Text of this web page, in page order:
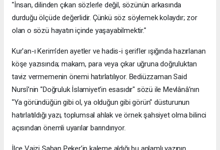
​"İnsan, dilinden çıkan sözlerle değil, sözünün arkasında
durduğu ölçüde değerlidir. Çünkü söz söylemek kolaydır; zor
olan o sözü hayatın içinde yaşayabilmektir."
​Kur'an-ı Kerim'den ayetler ve hadis-i şerifler ışığında hazırlanan
köşe yazısında; makam, para veya çıkar uğruna doğruluktan
taviz vermemenin önemi hatırlatılıyor. Bediüzzaman Said
Nursî’nin "Doğruluk İslamiyet'in esasıdır" sözü ile Mevlânâ’nın
"Ya göründüğün gibi ol, ya olduğun gibi görün" düsturunun
hatırlatıldığı yazı, toplumsal ahlak ve örnek şahsiyet olma bilinci
açısından önemli uyarılar barındırıyor.